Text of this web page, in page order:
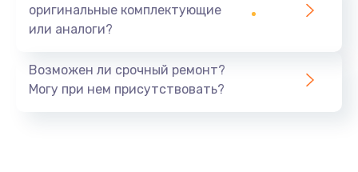
оригинальные комплектующие
или аналоги?
Возможен ли срочный ремонт?
Могу при нем присутствовать?